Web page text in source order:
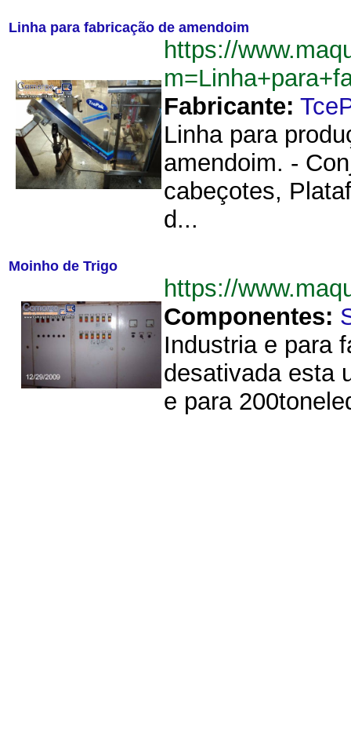
Linha para fabricação de amendoim
https://
Fabricante:
Linha para
amendoim. -
cabeçotes,
d...
Moinho de Trigo
https://
Componentes:
Industria e para
desativada esta
e para